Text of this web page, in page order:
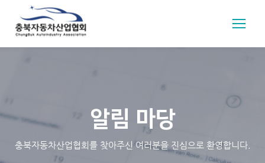
알림 마당
충북자동차산업협회를 찾아주신 여러분을 진심으로 환영합니다.